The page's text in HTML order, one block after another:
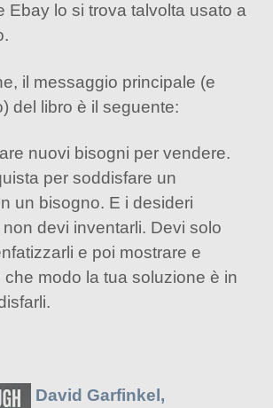
Ebay lo si trova talvolta usato a
il messaggio principale (e
del libro è il seguente:
nuovi bisogni per vendere.
per soddisfare un
un bisogno. E i desideri
devi inventarli. Devi solo
e poi mostrare e
che modo la tua soluzione è in
David Garfinkel,